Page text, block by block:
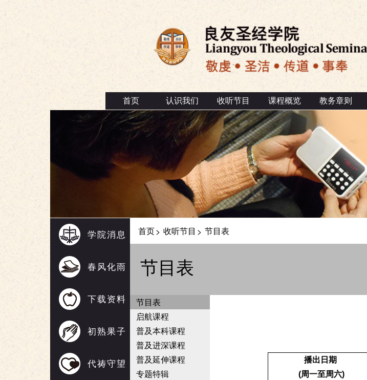
首页 认识我们 收听节目 课程概览 教务章则
学院消息
春风化雨
下载资料
初熟果子
代祷守望
首页> 收听节目 > 节目表
节目表
节目表
启航课程
普及本科课程
普及进深课程
普及延伸课程
专题特辑
播出日期
(周一至周六)